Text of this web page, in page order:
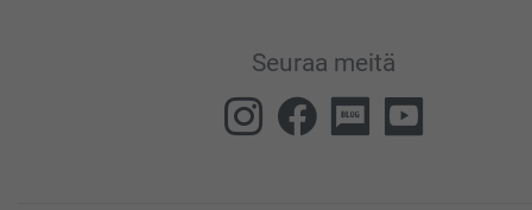
Seuraa meitä